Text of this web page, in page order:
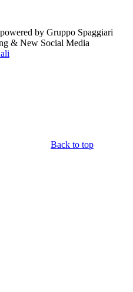
by Gruppo Spaggiari
& New Social Media
Back to top